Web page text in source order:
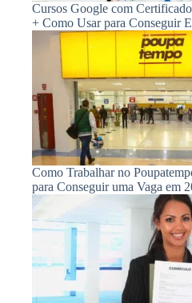
Cursos Google com
+ Como Usar para Conseguir
Como Trabalhar no
para Conseguir uma Vaga em